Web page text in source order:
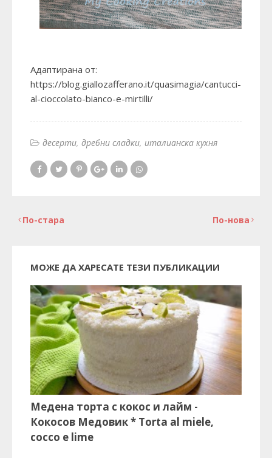
Адаптирана от:
https://blog.giallozafferano.it/quasimagia/cantucci-
al-cioccolato-bianco-e-mirtilli/
десерти дребни сладки италианска кухня
По-нова
По-стара
МОЖЕ ДА ХАРЕСАТЕ ТЕЗИ ПУБЛИКАЦИИ
Медена торта с кокос и лайм -
Кокосов Медовик * Torta al miele,
cocco e lime